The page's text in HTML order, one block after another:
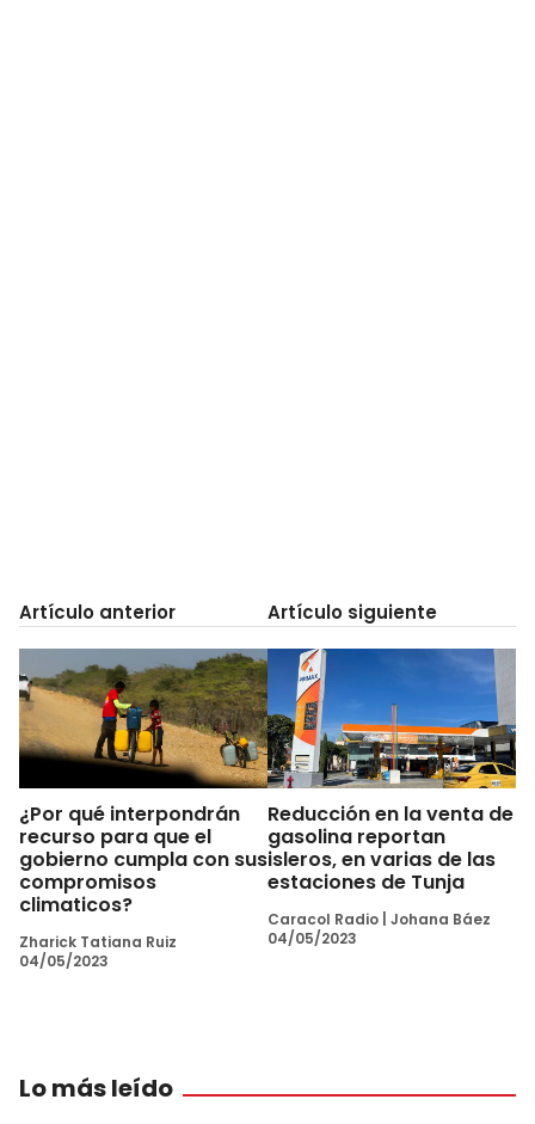
Artículo anterior
¿Por qué interpondrán
recurso para que el
gobierno cumpla con sus
compromisos
climaticos?
Zharick Tatiana Ruiz
04/05/2023
Artículo siguiente
Reducción en la venta de
gasolina reportan
isleros, en varias de las
estaciones de Tunja
Caracol Radio Johana Báez
04/05/2023
Lo más leído